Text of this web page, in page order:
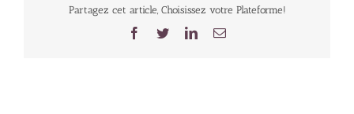
Partagez cet article, Choisissez votre Plateforme!
Facebook
TwitterLinkedInEmail